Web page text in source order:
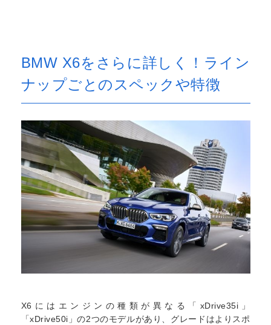
BMW X6をさらに詳しく！ライン
ナップごとのスペックや特徴
X6にはエンジンの種類が異なる「xDrive35i」
「xDrive50i」の2つのモデルがあり、グレードはよりスポ